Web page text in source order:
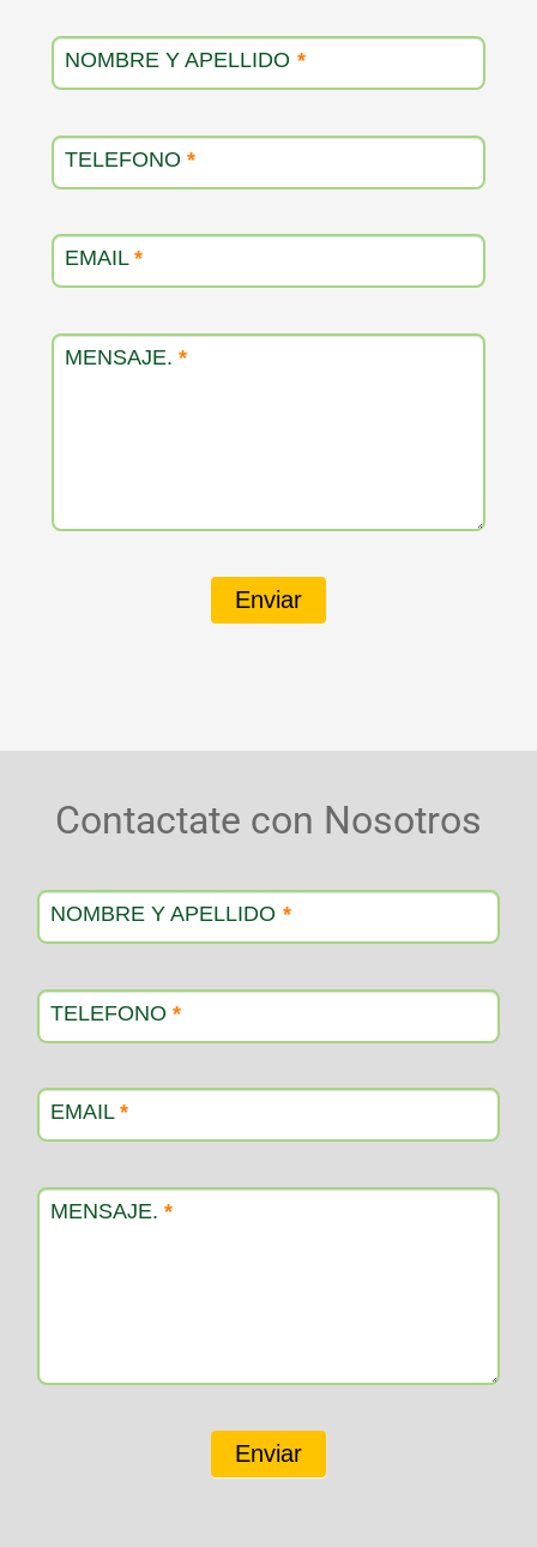
NOMBRE Y APELLIDO *
TELEFONO *
EMAIL *
MENSAJE. *
Enviar
Contactate con Nosotros
producto
NOMBRE Y APELLIDO*
TELEFONO*
EMAIL*
MENSAJE.*
Enviar